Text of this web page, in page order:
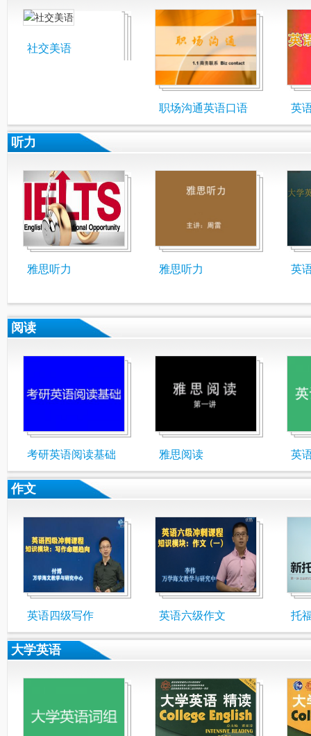
社交美语
职场沟通英语口语 英
听力
雅思听力 雅思听力 英
阅读
考研英语阅读基础 雅思阅读 英
作文
英语四级写作 英语六级作文 托
大学英语